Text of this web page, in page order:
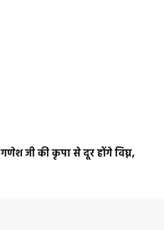
गणेश जी की कृपा से दूर होंगे विघ्न,